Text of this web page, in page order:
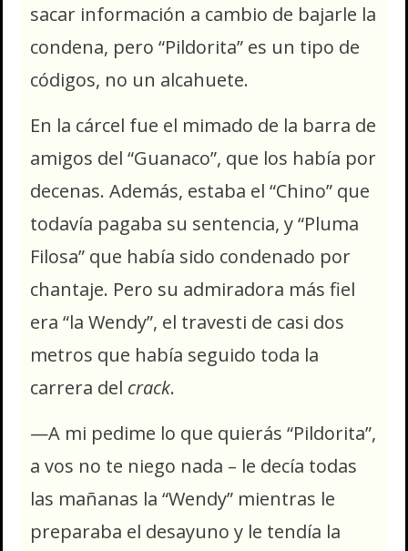
sacar información a cambio de bajarle la
condena, pero “Pildorita” es un tipo de
códigos, no un alcahuete.
En la cárcel fue el mimado de la barra de
amigos del “Guanaco”, que los había por
decenas. Además, estaba el “Chino” que
todavía pagaba su sentencia, y “Pluma
Filosa” que había sido condenado por
chantaje. Pero su admiradora más fiel
era “la Wendy”, el travesti de casi dos
metros que había seguido toda la
carrera del crack.
—A mi pedime lo que quierás “Pildorita”,
a vos no te niego nada – le decía todas
las mañanas la “Wendy” mientras le
preparaba el desayuno y le tendía la